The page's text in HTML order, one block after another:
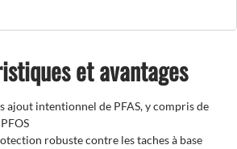
et avantages
ajout intentionnel de PFAS, y compris de
robuste contre les taches à base